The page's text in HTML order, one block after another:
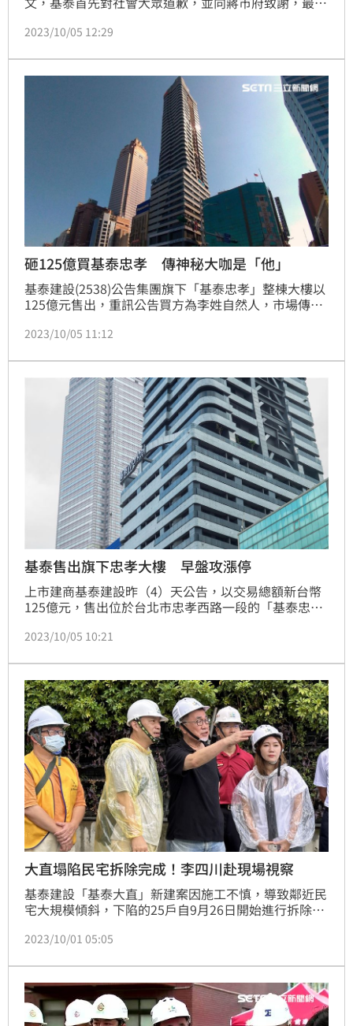
監督施工。」(陳韋帆)
2023/10/05 12:29
砸125億買基泰忠孝 傳神秘大咖是「他」
基泰建設(2538)公告集團旗下「基泰忠孝」整棟大樓以
125億元售出，重訊公告買方為李姓自然人，市場傳出
設董事長李承晉為同一人。（記者：陳韋帆）
2023/10/05 11:12
基泰售出旗下忠孝大樓 早盤攻漲停
上市建商基泰建設昨（4）天公告，以交易總額新台幣
125億元，售出位於台北市忠孝西路一段的「基泰忠
收斂，仍漲逾5%。
2023/10/05 10:21
大直塌陷民宅拆除完成！李四川赴現場視察
基泰建設「基泰大直」新建案因施工不慎，導致鄰近民
宅大規模傾斜，下陷的25戶自9月26日開始進行拆除，
李四川今（1）日下午4點再度前往現場視察，他表示，
原本損壞的側溝，後續會在2個禮拜內召開都更說明
會。
2023/10/01 05:05